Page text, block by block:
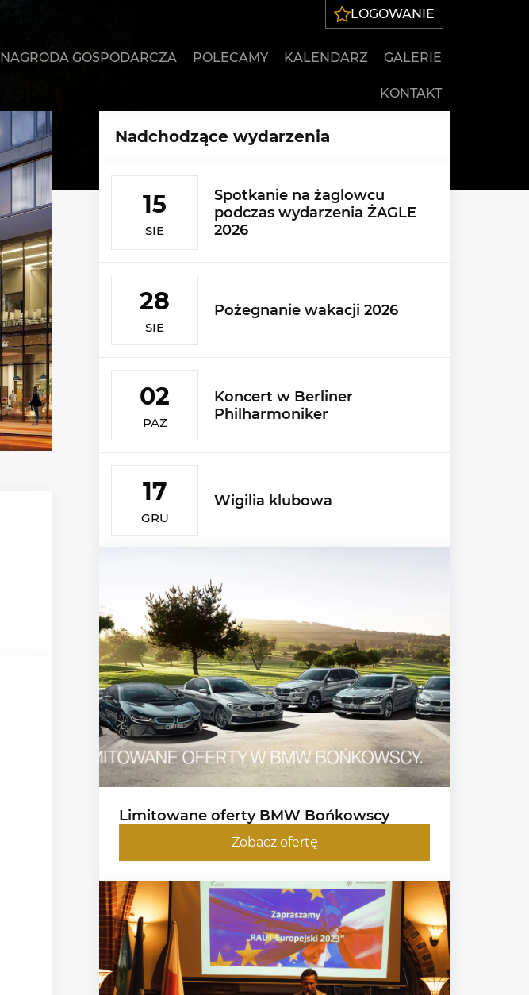
NAGRODA GOSPODARCZA POLECAMY KALENDARZ GALERIE
KONTAKT
LOGOWANIE
Nadchodzące wydarzenia
15
SIE
Spotkanie na żaglowcu
podczas wydarzenia ŻAGLE
2026
28
SIE
Pożegnanie wakacji 2026
02
PAZ
Koncert w Berliner
Philharmoniker
17
GRU
Wigilia klubowa
Limitowane oferty BMW Bońkowscy
Zobacz ofertę